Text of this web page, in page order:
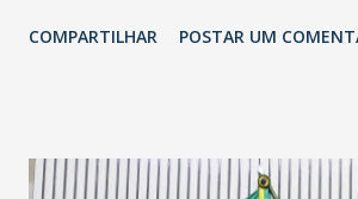
Havan Fortaleza ainda não foi anunciada
COMPARTILHAR POSTAR UM